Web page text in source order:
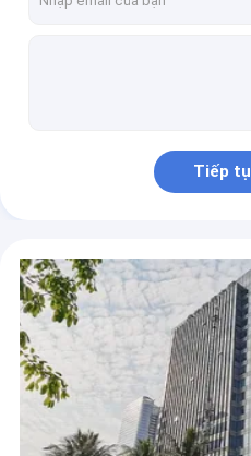
Bộ truyền liên kết dữ liệu Ethernet 20W,
video âm thanh Dữ liệu Máy phát IP
Bộ phát IP COFDM mạnh mẽ
Máy phát và thu video kỹ thuật số
Tiếp